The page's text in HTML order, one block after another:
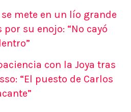
mete en un lío grande
su enojo: “No cayó
con la Joya tras
“El puesto de Carlos